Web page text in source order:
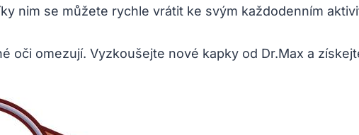
nim se můžete rychle vrátit ke svým každodenním
oči omezují. Vyzkoušejte nové kapky od Dr.Max a